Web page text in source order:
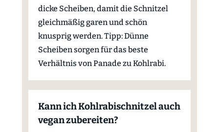
dicke Scheiben, damit die Schnitzel
gleichmäßig garen und schön
knusprig werden. Tipp: Dünne
Scheiben sorgen für das beste
Verhältnis von Panade zu Kohlrabi.
Kann ich Kohlrabischnitzel auch
vegan zubereiten?